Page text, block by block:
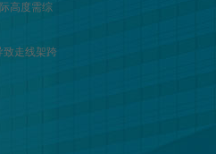
高度需综
致走线架跨